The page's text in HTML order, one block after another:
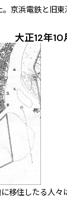
京浜電鉄と旧
大正12年10
移住したる人